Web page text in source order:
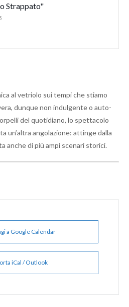
Strappato"
al vetriolo sui tempi che stiamo
dunque non indulgente o auto-
del quotidiano, lo spettacolo
un’altra angolazione: attinge dalla
anche di più ampi scenari storici.
a Google Calendar
iCal / Outlook